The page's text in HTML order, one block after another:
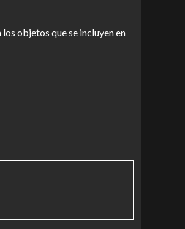
objetos que se incluyen en